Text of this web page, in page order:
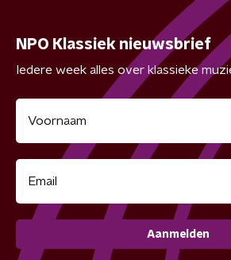
NPO Klassiek nieuwsbrief
Iedere week alles over klassieke
Aanmelden